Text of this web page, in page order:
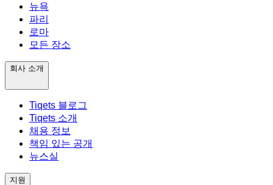
뉴욕
파리
로마
모든 장소
회사 소개
Tiqets 블로그
Tiqets 소개
채용 정보
책임 있는 공개
뉴스실
지원